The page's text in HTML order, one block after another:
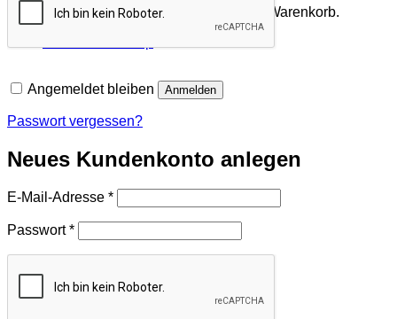
Es befinden sich keine Produkte im Warenkorb.
Angemeldet bleiben Anmelden
Passwort vergessen?
Neues Kundenkonto anlegen
E-Mail-Adresse *Erforderlich
Passwort*Erforderlich